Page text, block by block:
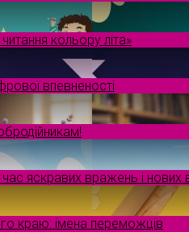
кольору літа»
впевненості
яскравих вражень і нових
краю: імена переможців